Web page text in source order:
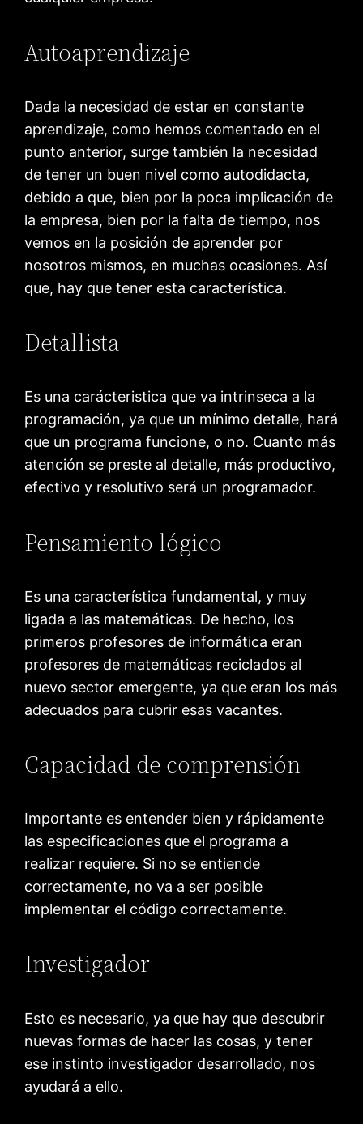
Autoaprendizaje
Dada la necesidad de estar en constante
aprendizaje, como hemos comentado en el
punto anterior, surge también la necesidad
de tener un buen nivel como autodidacta,
debido a que, bien por la poca implicación de
la empresa, bien por la falta de tiempo, nos
vemos en la posición de aprender por
nosotros mismos, en muchas ocasiones. Así
que, hay que tener esta característica.
Detallista
Es una carácteristica que va intrinseca a la
programación, ya que un mínimo detalle, hará
que un programa funcione, o no. Cuanto más
atención se preste al detalle, más productivo,
efectivo y resolutivo será un programador.
Pensamiento lógico
Es una característica fundamental, y muy
ligada a las matemáticas. De hecho, los
primeros profesores de informática eran
profesores de matemáticas reciclados al
nuevo sector emergente, ya que eran los más
adecuados para cubrir esas vacantes.
Capacidad de comprensión
Importante es entender bien y rápidamente
las especificaciones que el programa a
realizar requiere. Si no se entiende
correctamente, no va a ser posible
implementar el código correctamente.
Investigador
Esto es necesario, ya que hay que descubrir
nuevas formas de hacer las cosas, y tener
ese instinto investigador desarrollado, nos
ayudará a ello.